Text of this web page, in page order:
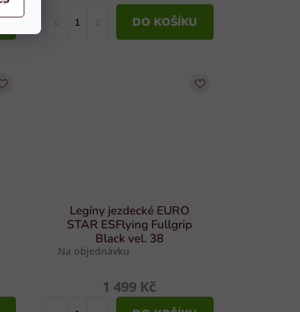
DO KOŠÍKU
Legíny jezdecké EURO
STAR ESFlying Fullgrip
Black vel. 38
Na objednávku
1 499 Kč